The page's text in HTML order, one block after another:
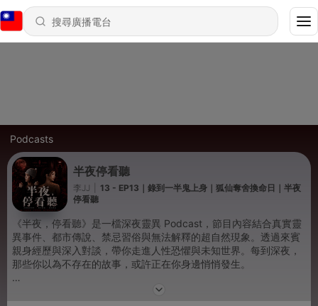
Podcasts
半夜停看聽
李JJ
13 - EP13｜錄到一半鬼上身｜狐仙奪舍換命日｜半夜
停看聽
《半夜，停看聽》是一檔深夜靈異 Podcast，節目內容結合真實靈
異事件、都市傳說、禁忌習俗與無法解釋的超自然現象。透過來賓
親身經歷與深入對談，帶你走進人性恐懼與未知世界。每到深夜，
那些你以為不存在的故事，或許正在你身邊悄悄發生。